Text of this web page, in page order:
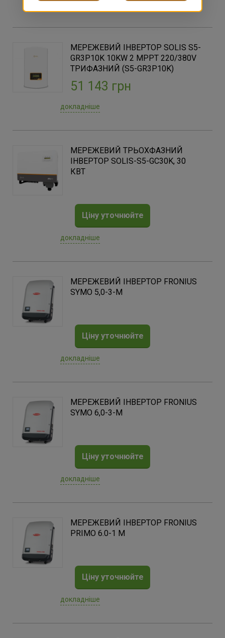
докладніше
МЕРЕЖЕВИЙ ІНВЕРТОР SOLIS S5-
GR3P10K 10KW 2 MPPT 220/380V
ТРИФАЗНИЙ (S5-GR3P10K)
51 143 грн
докладніше
МЕРЕЖЕВИЙ ТРЬОХФАЗНИЙ
ІНВЕРТОР SOLIS-S5-GC30K, 30
КВТ
Ціну уточнюйте
докладніше
МЕРЕЖЕВИЙ ІНВЕРТОР FRONIUS
SYMO 5,0-3-M
Ціну уточнюйте
докладніше
МЕРЕЖЕВИЙ ІНВЕРТОР FRONIUS
SYMO 6,0-3-M
Ціну уточнюйте
докладніше
МЕРЕЖЕВИЙ ІНВЕРТОР FRONIUS
PRIMO 6.0-1 M
Ціну уточнюйте
докладніше